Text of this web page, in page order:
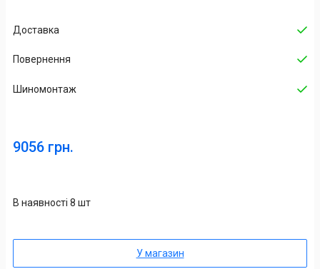
Доставка
Повернення
Шиномонтаж
9056 грн.
В наявності 8 шт
У магазин